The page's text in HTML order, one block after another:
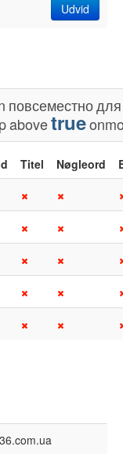
Udvid
повсеместнодля
abovetrue
Titel Nøgleord